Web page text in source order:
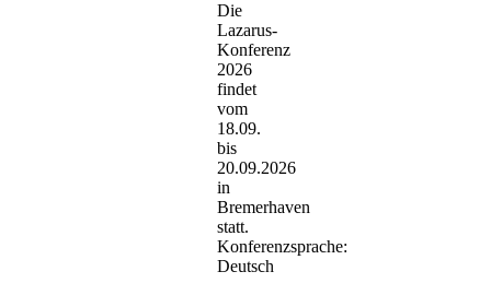
Die
Lazarus-
Konferenz
2026
findet
vom
18.09.
bis
20.09.2026
in
Bremerhaven
statt.
Konferenzsprache:
Deutsch